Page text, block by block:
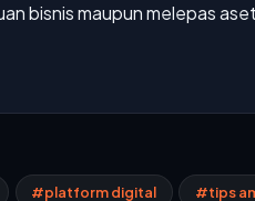
bisnis maupun melepas
#platform digital #tips